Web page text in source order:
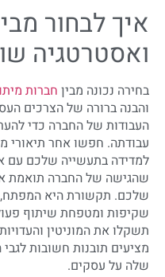
איך לבחור
ואסטרטגיה
בחירה נכונה מבין חברות
והבנה ברורה של הצרכים
העבודות של החברה כדי
עבודתה. חפשו אחר תיאורי
למדידה בתעשייה שלכם עם
שהגישה של החברה תואמת
שלכם. תקשורת היא
שקיפות ומטפחת שיתוף
תשקלו את המוניטין
מציעים תובנות חשובות
שלה על עסקים.